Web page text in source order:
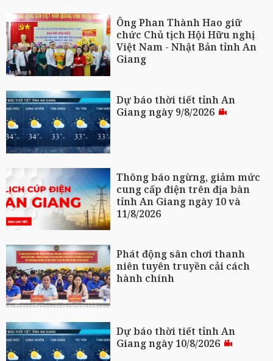
Ông Phan Thành Hao giữ
chức Chủ tịch Hội Hữu nghị
Việt Nam - Nhật Bản tỉnh An
Giang
Dự báo thời tiết tỉnh An
Giang ngày 9/8/2026
Thông báo ngừng, giảm mức
cung cấp điện trên địa bàn
tỉnh An Giang ngày 10 và
11/8/2026
Phát động sân chơi thanh
niên tuyên truyền cải cách
hành chính
Dự báo thời tiết tỉnh An
Giang ngày 10/8/2026